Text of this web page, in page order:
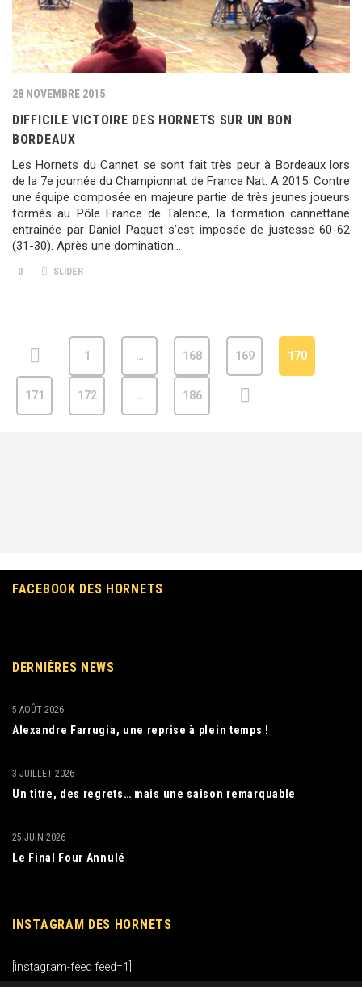
28 NOVEMBRE 2015
DIFFICILE VICTOIRE DES HORNETS SUR UN BON
BORDEAUX
Les Hornets du Cannet se sont fait très peur à Bordeaux lors
de la 7e journée du Championnat de France Nat. A 2015. Contre
une équipe composée en majeure partie de très jeunes joueurs
formés au Pôle France de Talence, la formation cannettane
entraînée par Daniel Paquet s’est imposée de justesse 60-62
(31-30). Après une domination…
0 SLIDER
1 … 168 169 170
171 172 … 186
FACEBOOK DES HORNETS
DERNIÈRES NEWS
Alexandre Farrugia, une reprise à plein temps !
5 AOÛT 2026
Un titre, des regrets… mais une saison remarquable
3 JUILLET 2026
Le Final Four Annulé
25 JUIN 2026
INSTAGRAM DES HORNETS
[instagram-feed feed=1]